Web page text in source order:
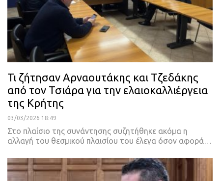
Τι ζήτησαν Αρναουτάκης και Τζεδάκης
από τον Τσιάρα για την ελαιοκαλλιέργεια
της Κρήτης
03/03/2026 18:49
Στο πλαίσιο της συνάντησης συζητήθηκε ακόμα η
αλλαγή του θεσμικού πλαισίου του έλεγα όσον αφορά…